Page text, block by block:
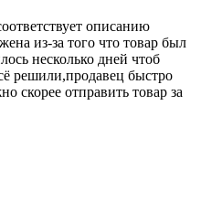
описанию
из-за того что товар был
несколько дней чтоб
решили,продавец быстро
скорее отправить товар за